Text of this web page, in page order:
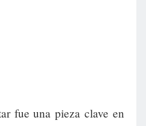
fue una pieza clave en